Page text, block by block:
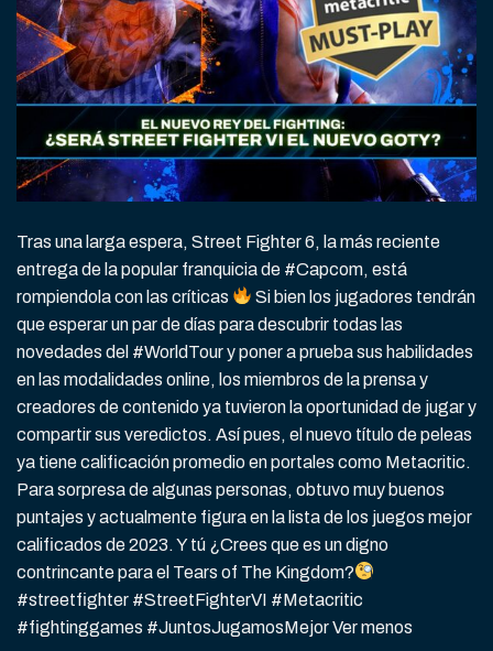
Tras una larga espera, Street Fighter 6, la más reciente
entrega de la popular franquicia de #Capcom, está
rompiendola con las críticas
Si bien los jugadores tendrán
que esperar un par de días para descubrir todas las
novedades del #WorldTour y poner a prueba sus habilidades
en las modalidades online, los miembros de la prensa y
creadores de contenido ya tuvieron la oportunidad de jugar y
compartir sus veredictos. Así pues, el nuevo título de peleas
ya tiene calificación promedio en portales como Metacritic.
Para sorpresa de algunas personas, obtuvo muy buenos
puntajes y actualmente figura en la lista de los juegos mejor
calificados de 2023. Y tú ¿Crees que es un digno
contrincante para el Tears of The Kingdom?
#streetfighter #StreetFighterVI #Metacritic
#fightinggames #JuntosJugamosMejor Ver menos